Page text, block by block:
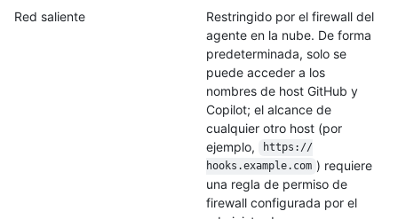
Red saliente
Restringido por el firewall del
agente en la nube. De forma
predeterminada, solo se
puede acceder a los
nombres de host GitHub y
Copilot; el alcance de
cualquier otro host (por
ejemplo,
https://
hooks.example.com ) requiere
una regla de permiso de
firewall configurada por el